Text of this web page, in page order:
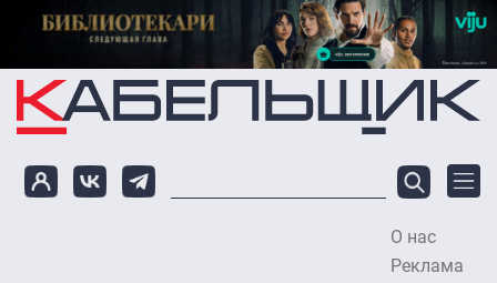
Перейти к основному содержанию
О нас
Реклама